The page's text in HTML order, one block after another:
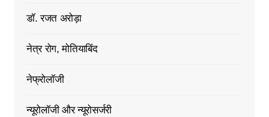
डॉ. रजत अरोड़ा
नेत्र रोग, मोतियाबिंद
नेफ्रोलॉजी
न्यूरोलॉजी और न्यूरोसर्जरी